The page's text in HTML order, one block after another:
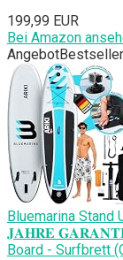
199,99 EUR
Bei Amazon
Angebot
Bluemarina Stand
𝐉𝐀𝐇𝐑𝐄
Board - Surfbrett